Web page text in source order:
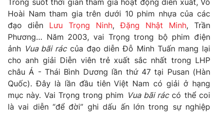
Trong suốt thời gian tham gia hoạt động diễn xuất, Võ
Hoài Nam tham gia trên dưới 10 phim nhựa của các
đạo diễn Lưu Trọng Ninh,Đặng Nhật Minh, Trần
Phương… Năm 2003, vai Trọng trong bộ phim điện
ảnh Vua bãi ráccủa đạo diễn Đỗ Minh Tuấn mang lại
cho anh giải Diễn viên trẻ xuất sắc nhất trong LHP
châu Á - Thái Bình Dương lần thứ 47 tại Pusan (Hàn
Quốc). Đây là lần đầu tiên Việt Nam có giải ở hạng
mục này. Vai Trọng trong phim Vua bãi ráccó thể coi
là vai diễn “để đời” ghi dấu ấn lớn trong sự nghiệp